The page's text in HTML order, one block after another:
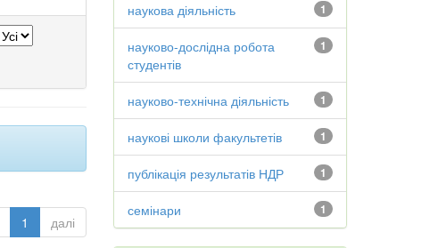
1 далі
1
наукова діяльність
1
науково-дослідна робота
студентів
1
науково-технічна діяльність
1
наукові школи факультетів
1
публікація результатів НДР
1
семінари